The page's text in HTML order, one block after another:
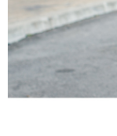
是否繳費成功／繳費
客戶支援中心」https://
【注意事項】
１．透過由恩沛科技股
易，需依本服務之必
權轉讓予恩沛科技股
每筆NT$80，滿
宅配
每筆NT$120，滿